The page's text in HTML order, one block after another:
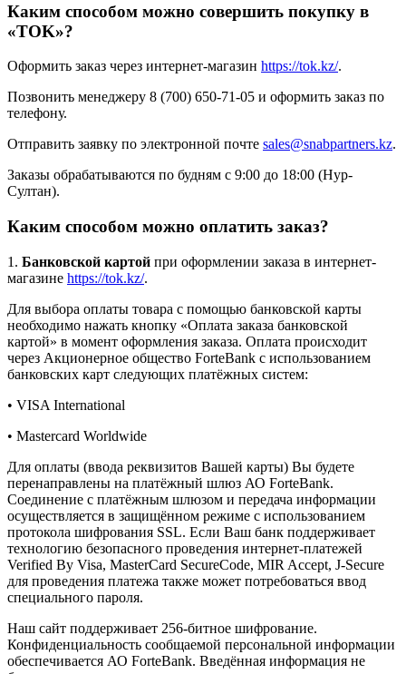
Каким способом можно совершить покупку в
«TOK»?
Оформить заказ через интернет-магазин https://tok.kz/.
Позвонить менеджеру 8 (700) 650-71-05 и оформить заказ по
телефону.
Отправить заявку по электронной почте sales@snabpartners.kz.
Заказы обрабатываются по будням с 9:00 до 18:00 (Нур-
Султан).
Каким способом можно оплатить заказ?
1. Банковской картой при оформлении заказа в интернет-
магазине https://tok.kz/.
Для выбора оплаты товара с помощью банковской карты
необходимо нажать кнопку «Оплата заказа банковской
картой» в момент оформления заказа. Оплата происходит
через Акционерное общество ForteBank с использованием
банковских карт следующих платёжных систем:
• VISA International
• Mastercard Worldwide
Для оплаты (ввода реквизитов Вашей карты) Вы будете
перенаправлены на платёжный шлюз АО ForteBank.
Соединение с платёжным шлюзом и передача информации
осуществляется в защищённом режиме с использованием
протокола шифрования SSL. Если Ваш банк поддерживает
технологию безопасного проведения интернет-платежей
Verified By Visa, MasterCard SecureCode, MIR Accept, J-Secure
для проведения платежа также может потребоваться ввод
специального пароля.
Наш сайт поддерживает 256-битное шифрование.
Конфиденциальность сообщаемой персональной информации
обеспечивается АО ForteBank. Введённая информация не